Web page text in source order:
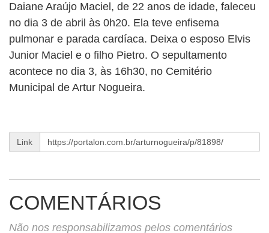
Daiane Araújo Maciel, de 22 anos de idade, faleceu
no dia 3 de abril às 0h20. Ela teve enfisema
pulmonar e parada cardíaca. Deixa o esposo Elvis
Junior Maciel e o filho Pietro. O sepultamento
acontece no dia 3, às 16h30, no Cemitério
Municipal de Artur Nogueira.
Link
COMENTÁRIOS
Não nos responsabilizamos pelos comentários